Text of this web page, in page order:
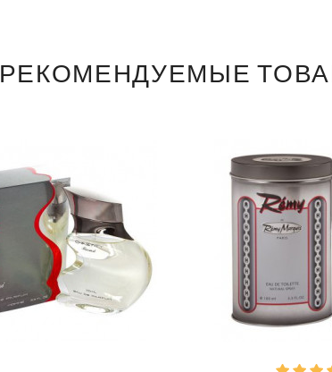
РЕКОМЕНДУЕМЫЕ